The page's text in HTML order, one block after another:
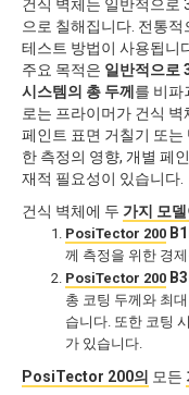
건식 벽체는 일반적으로
으로 칠해집니다. 전통
테스트 방법이 사용됩니
주요 목적은 일반적으로
시스템의 총 두께 를 비파
로는 프라이머가 건식
페인트 표면 거칠기 또는
한 측정의 영향, 개별 페
재적 필요성이 있습니다.
건식 벽체에 두 가지 모델
PosiTector 200
께 측정을 위한 경
PosiTector 200
총 코팅 두께와 최
습니다. 또한 코팅
가 있습니다.
PosiTector 200의 모든